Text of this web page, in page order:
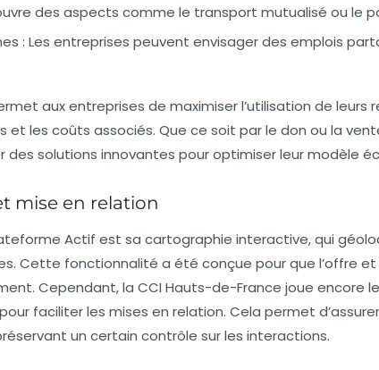
des aspects comme le transport mutualisé ou le
: Les entreprises peuvent envisager des emplois
aux entreprises de maximiser l’utilisation de leurs
et les coûts associés. Que ce soit par le don ou la
des solutions innovantes pour optimiser leur modèle
mise en relation
Actif est sa cartographie interactive, qui
Cette fonctionnalité a été conçue pour que l’offre
Cependant, la CCI Hauts-de-France joue encore
faciliter les mises en relation. Cela permet
un certain contrôle sur les interactions.